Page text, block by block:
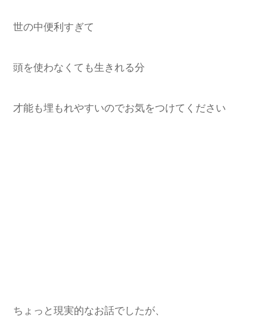
世の中便利すぎて
頭を使わなくても生きれる分
才能も埋もれやすいのでお気をつけてください
ちょっと現実的なお話でしたが、